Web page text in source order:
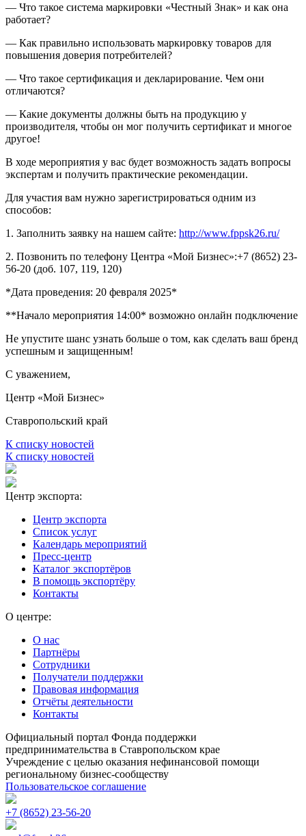
— Что такое система маркировки «Честный Знак» и как она
работает?
— Как правильно использовать маркировку товаров для
повышения доверия потребителей?
— Что такое сертификация и декларирование. Чем они
отличаются?
— Какие документы должны быть на продукцию у
производителя, чтобы он мог получить сертификат и многое
другое!
В ходе мероприятия у вас будет возможность задать вопросы
экспертам и получить практические рекомендации.
Для участия вам нужно зарегистрироваться одним из
способов:
1. Заполнить заявку на нашем сайте: http://www.fppsk26.ru/
2. Позвонить по телефону Центра «Мой Бизнес»:+7 (8652) 23-
56-20 (доб. 107, 119, 120)
*Дата проведения: 20 февраля 2025*
**Начало мероприятия 14:00* возможно онлайн подключение
Не упустите шанс узнать больше о том, как сделать ваш бренд
успешным и защищенным!
С уважением,
Центр «Мой Бизнес»
Ставропольский край
К списку новостей
К списку новостей
Центр экспорта:
Центр экспорта
Список услуг
Календарь мероприятий
Пресс-центр
Каталог экспортёров
В помощь экспортёру
Контакты
О центре:
О нас
Партнёры
Сотрудники
Получатели поддержки
Правовая информация
Отчёты деятельности
Контакты
Официальный портал Фонда поддержки
предпринимательства в Ставропольском крае
Учреждение с целью оказания нефинансовой помощи
региональному бизнес-сообществу
Пользовательское соглашение
+7 (8652) 23-56-20